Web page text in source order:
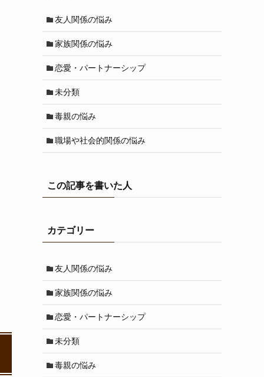
友人関係の悩み
家族関係の悩み
恋愛・パートナーシップ
未分類
毒親の悩み
職場や社会的関係の悩み
この記事を書いた人
カテゴリー
友人関係の悩み
家族関係の悩み
恋愛・パートナーシップ
未分類
毒親の悩み